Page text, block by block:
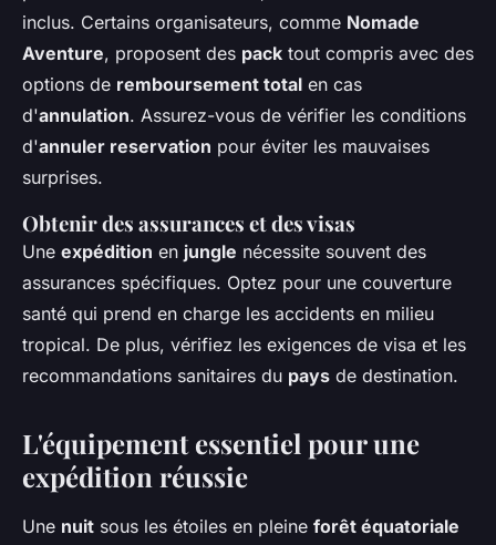
inclus. Certains organisateurs, comme Nomade
Aventure, proposent des pack tout compris avec des
options de remboursement total en cas
d'annulation. Assurez-vous de vérifier les conditions
d'annuler reservation pour éviter les mauvaises
surprises.
Obtenir des assurances et des visas
Une expédition en jungle nécessite souvent des
assurances spécifiques. Optez pour une couverture
santé qui prend en charge les accidents en milieu
tropical. De plus, vérifiez les exigences de visa et les
recommandations sanitaires du pays de destination.
L'équipement essentiel pour une
expédition réussie
Une nuit sous les étoiles en pleine forêt équatoriale